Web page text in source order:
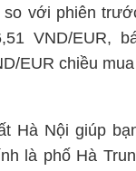
so với phiên
VND/EUR,
EUR chiều
Hà Nội giúp
là phố Hà